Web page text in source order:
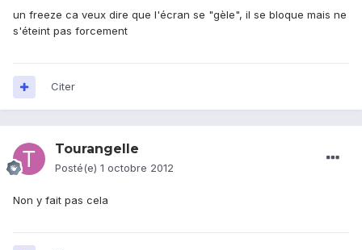
un freeze ca veux dire que l'écran se "gèle", il se bloque mais ne
s'éteint pas forcement
Citer
Tourangelle
Posté(e) 1 octobre 2012
Non y fait pas cela